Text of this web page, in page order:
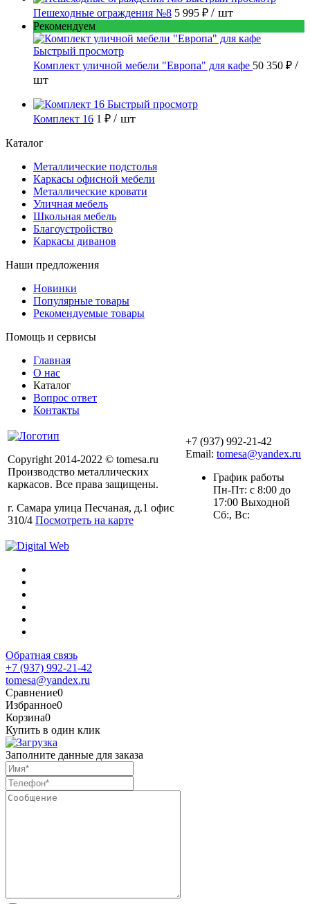
Пешеходные ограждения №8 5 995 ₽ / шт
Рекомендуем
Быстрый просмотр
Комплект уличной мебели "Европа" для кафе 50 350 ₽ /
шт
Быстрый просмотр
Комплект 16 1 ₽ / шт
Каталог
Металлические подстолья
Каркасы офисной мебели
Металлические кровати
Уличная мебель
Школьная мебель
Благоустройство
Каркасы диванов
Наши предложения
Новинки
Популярные товары
Рекомендуемые товары
Помощь и сервисы
Главная
О нас
Каталог
Вопрос ответ
Контакты
Copyright 2014-2022 © tomesa.ru
Производство металлических
каркасов. Все права защищены.
г. Самара улица Песчаная, д.1 офис
310/4 Посмотреть на карте
+7 (937) 992-21-42
Email: tomesa@yandex.ru
График работы
Пн-Пт: с 8:00 до
17:00 Выходной
Сб:, Вс:
Обратная связь
+7 (937) 992-21-42
tomesa@yandex.ru
Сравнение0
Избранное0
Корзина0
Купить в один клик
Заполните данные для заказа